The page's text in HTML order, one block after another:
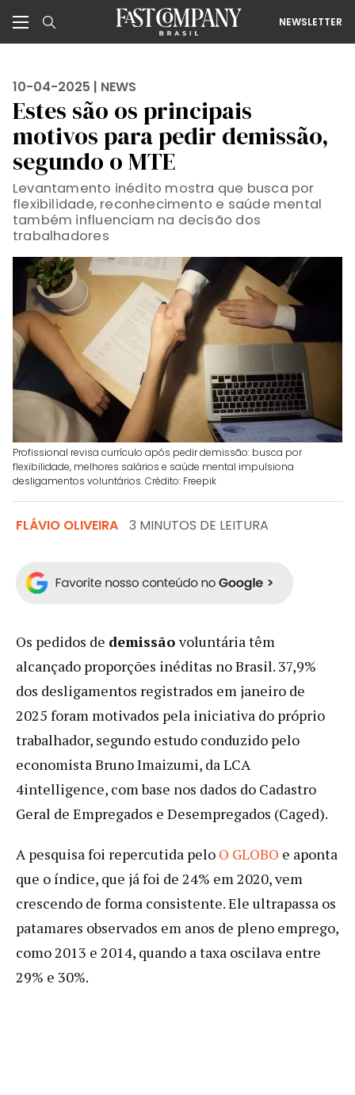
NEWSLETTER
10-04-2025 | NEWS
Estes são os principais
motivos para pedir demissão,
segundo o MTE
Levantamento inédito mostra que busca por
flexibilidade, reconhecimento e saúde mental
também influenciam na decisão dos
trabalhadores
Profissional revisa currículo após pedir demissão: busca por
flexibilidade, melhores salários e saúde mental impulsiona
desligamentos voluntários. Crédito: Freepik
FLÁVIO OLIVEIRA 3 MINUTOS DE LEITURA
Os pedidos de demissão voluntária têm
alcançado proporções inéditas no Brasil. 37,9%
dos desligamentos registrados em janeiro de
2025 foram motivados pela iniciativa do próprio
trabalhador, segundo estudo conduzido pelo
economista Bruno Imaizumi, da LCA
4intelligence, com base nos dados do Cadastro
Geral de Empregados e Desempregados (Caged).
A pesquisa foi repercutida pelo O GLOBO e aponta
que o índice, que já foi de 24% em 2020, vem
crescendo de forma consistente. Ele ultrapassa os
patamares observados em anos de pleno emprego,
como 2013 e 2014, quando a taxa oscilava entre
29% e 30%.